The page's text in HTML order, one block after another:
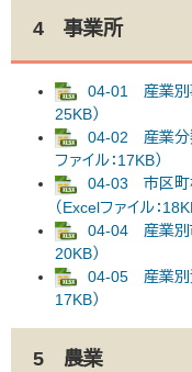
4 事業所
04-01 産業別
25KB）
04-02 産業分
ファイル：17KB）
04-03 市区町
（Excelファイル：
04-04 産業別
20KB）
04-05 産業別
17KB）
5 農業